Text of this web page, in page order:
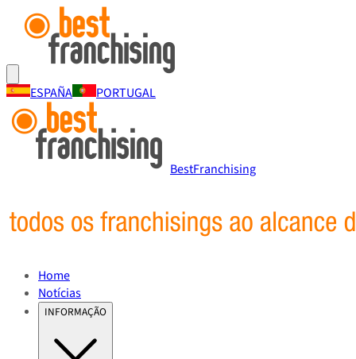
ESPAÑA PORTUGAL
BestFranchising
Home
Notícias
INFORMAÇÃO